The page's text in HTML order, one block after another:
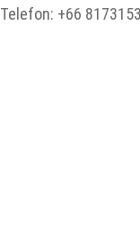
Telefon: +66